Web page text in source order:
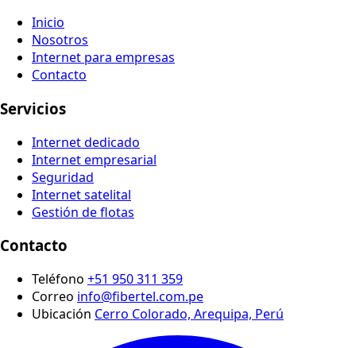
Inicio
Nosotros
Internet para empresas
Contacto
Servicios
Internet dedicado
Internet empresarial
Seguridad
Internet satelital
Gestión de flotas
Contacto
Teléfono +51 950 311 359
Correo info@fibertel.com.pe
Ubicación Cerro Colorado, Arequipa, Perú